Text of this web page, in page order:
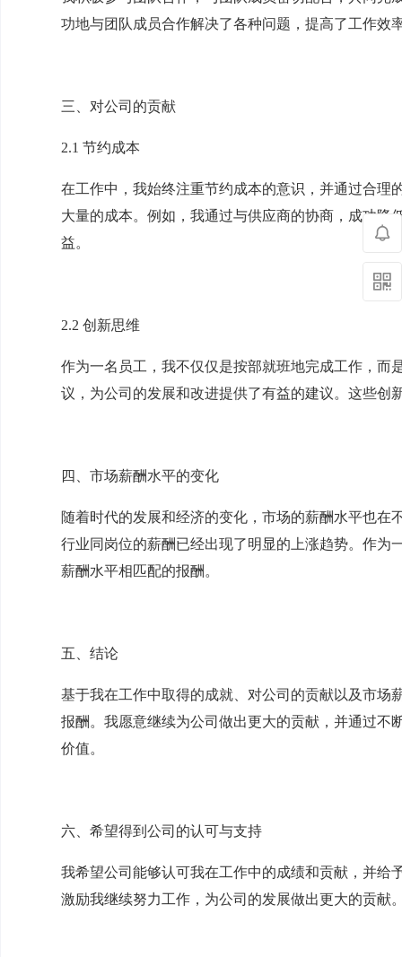
功地与团队成员合作解决了各种问题，提高了工作效
三、对公司的贡献
2.1 节约成本
在工作中，我始终注重节约成本的意识，并通过合理
大量的成本。例如，我通过与供应商的协商，成功降
益。
2.2 创新思维
作为一名员工，我不仅仅是按部就班地完成工作，而
议，为公司的发展和改进提供了有益的建议。这些创
四、市场薪酬水平的变化
随着时代的发展和经济的变化，市场的薪酬水平也在
行业同岗位的薪酬已经出现了明显的上涨趋势。作为
薪酬水平相匹配的报酬。
五、结论
基于我在工作中取得的成就、对公司的贡献以及市场
报酬。我愿意继续为公司做出更大的贡献，并通过不
价值。
六、希望得到公司的认可与支持
我希望公司能够认可我在工作中的成绩和贡献，并给
激励我继续努力工作，为公司的发展做出更大的贡献